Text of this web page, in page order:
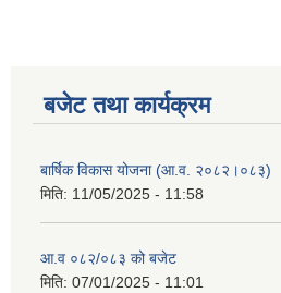
बजेट तथा कार्यक्रम
बार्षिक विकास योजना (आ.व. २०८२।०८३)
मिति: 11/05/2025 - 11:58
आ.व ०८२/०८३ को बजेट
मिति: 07/01/2025 - 11:01